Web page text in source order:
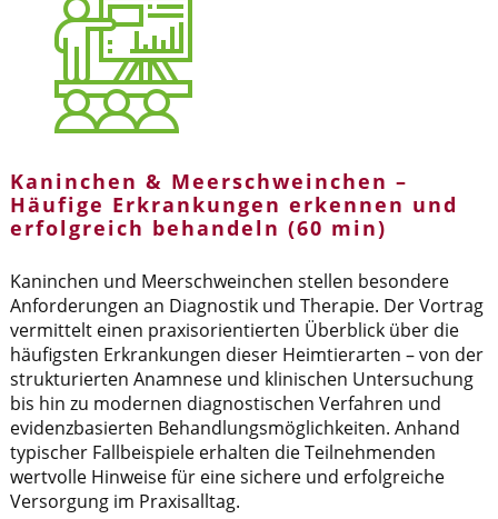
Kaninchen & Meerschweinchen –
Häufige Erkrankungen erkennen und
erfolgreich behandeln (60 min)
Kaninchen und Meerschweinchen stellen besondere
Anforderungen an Diagnostik und Therapie. Der Vortrag
vermittelt einen praxisorientierten Überblick über die
häufigsten Erkrankungen dieser Heimtierarten – von der
strukturierten Anamnese und klinischen Untersuchung
bis hin zu modernen diagnostischen Verfahren und
evidenzbasierten Behandlungsmöglichkeiten. Anhand
typischer Fallbeispiele erhalten die Teilnehmenden
wertvolle Hinweise für eine sichere und erfolgreiche
Versorgung im Praxisalltag.